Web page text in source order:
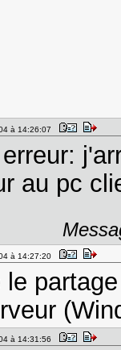
à 14:26:07
au pc
à 14:27:20
à 14:31:56